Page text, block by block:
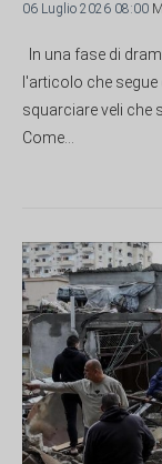
06 Luglio 2026 08:00
In una fase di
l'articolo che
squarciare veli che
Come...